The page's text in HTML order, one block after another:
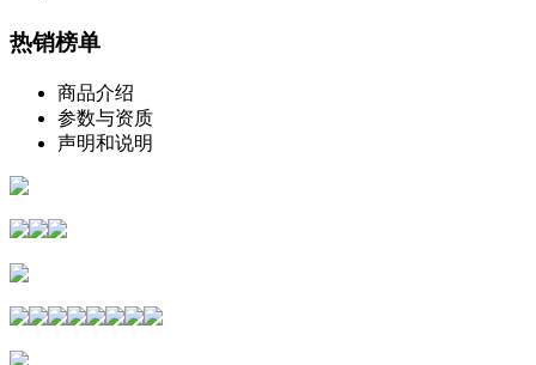
热销榜单
商品介绍
参数与资质
声明和说明